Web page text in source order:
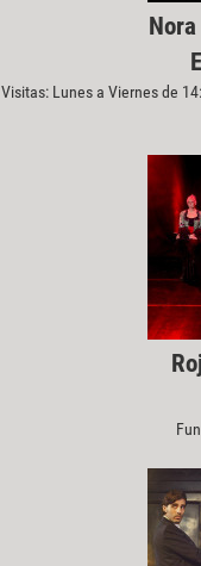
Visitas: Lunes a Viernes de